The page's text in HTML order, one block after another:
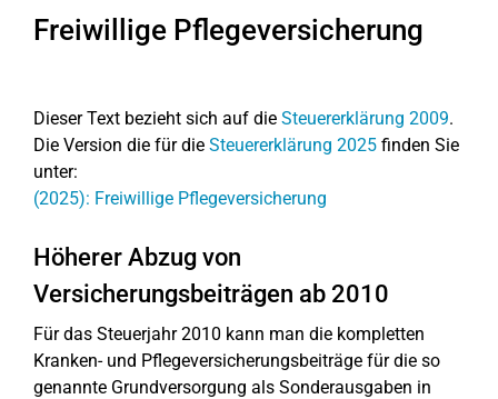
Freiwillige Pflegeversicherung
Dieser Text bezieht sich auf die Steuererklärung 2009.
Die Version die für die Steuererklärung 2025 finden Sie
unter:
(2025): Freiwillige Pflegeversicherung
Höherer Abzug von
Versicherungsbeiträgen ab 2010
Für das Steuerjahr 2010 kann man die kompletten
Kranken- und Pflegeversicherungsbeiträge für die so
genannte Grundversorgung als Sonderausgaben in